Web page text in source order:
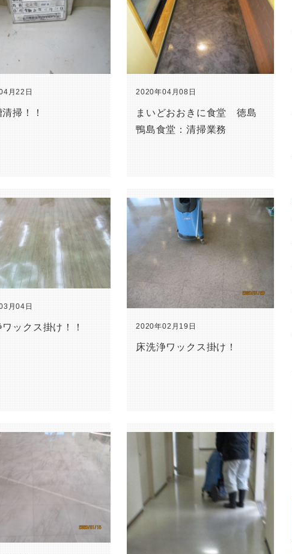
月22日
掃！！
2020年04月08日
まいどおおきに食堂 徳島
鴨島食堂：清掃業務
月04日
ワックス掛け！！ 2020年02月19日
床洗浄ワックス掛け！